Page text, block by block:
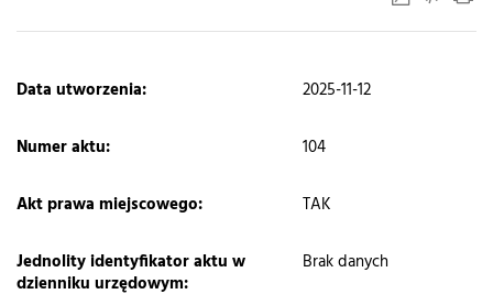
​Data utworzenia: 2025-11-12
Numer aktu: 104
Akt prawa miejscowego: TAK
Jednolity identyfikator aktu w
dzienniku urzędowym:
Brak danych